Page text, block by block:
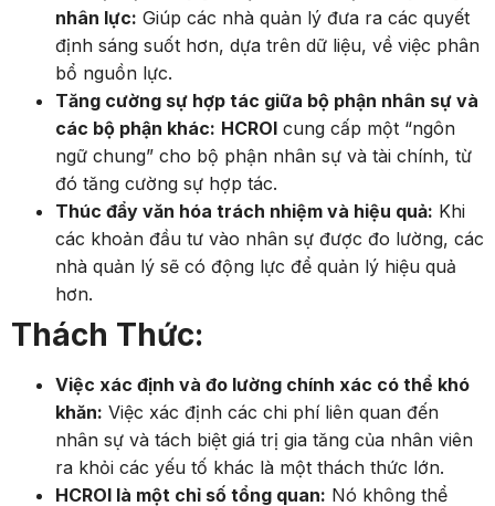
nhân lực: Giúp các nhà quản lý đưa ra các quyết
định sáng suốt hơn, dựa trên dữ liệu, về việc phân
bổ nguồn lực.
Tăng cường sự hợp tác giữa bộ phận nhân sự và
các bộ phận khác: HCROI cung cấp một “ngôn
ngữ chung” cho bộ phận nhân sự và tài chính, từ
đó tăng cường sự hợp tác.
Thúc đẩy văn hóa trách nhiệm và hiệu quả: Khi
các khoản đầu tư vào nhân sự được đo lường, các
nhà quản lý sẽ có động lực để quản lý hiệu quả
hơn.
Thách Thức:
Việc xác định và đo lường chính xác có thể khó
khăn: Việc xác định các chi phí liên quan đến
nhân sự và tách biệt giá trị gia tăng của nhân viên
ra khỏi các yếu tố khác là một thách thức lớn.
HCROI là một chỉ số tổng quan: Nó không thể